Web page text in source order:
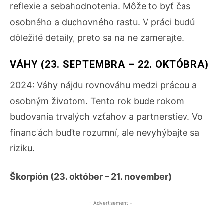
reflexie a sebahodnotenia. Môže to byť čas
osobného a duchovného rastu. V práci budú
dôležité detaily, preto sa na ne zamerajte.
VÁHY (23. SEPTEMBRA – 22. OKTÓBRA)
2024: Váhy nájdu rovnováhu medzi prácou a
osobným životom. Tento rok bude rokom
budovania trvalých vzťahov a partnerstiev. Vo
financiách buďte rozumní, ale nevyhýbajte sa
riziku.
Škorpión (23. október – 21. november)
- Advertisement -